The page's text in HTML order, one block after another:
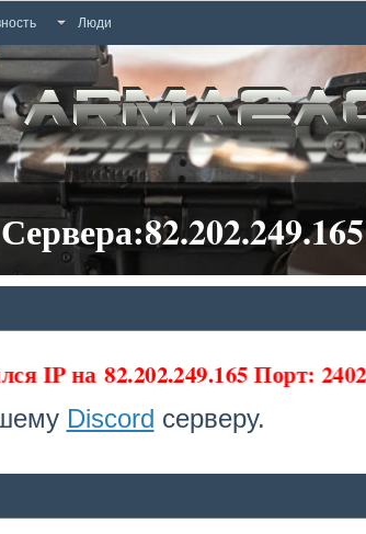
Люди
IP на 82.202.249.165 Порт: 2402
Discord серверу.